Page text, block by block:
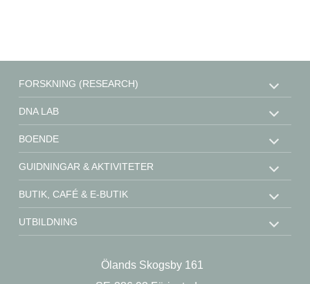
Ölands Skogsby 161
FORSKNING (RESEARCH)
DNA LAB
BOENDE
GUIDNINGAR & AKTIVITETER
BUTIK, CAFÉ & E-BUTIK
UTBILDNING